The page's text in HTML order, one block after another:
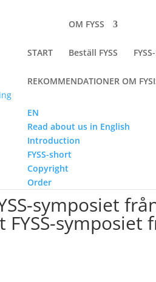
START
OM FYSS
Beställ FYSS
REKOMMENDATIONER OM
EN
Read about us in English
Introduction
FYSS-short
Copyright
Order
av FYSS 2021 samt FYSS-
symposiet
FYSS-symposiet